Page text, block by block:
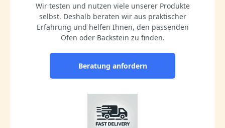
Wir testen und nutzen viele unserer Produkte
selbst. Deshalb beraten wir aus praktischer
Erfahrung und helfen Ihnen, den passenden
Ofen oder Backstein zu finden.
Beratung anfordern